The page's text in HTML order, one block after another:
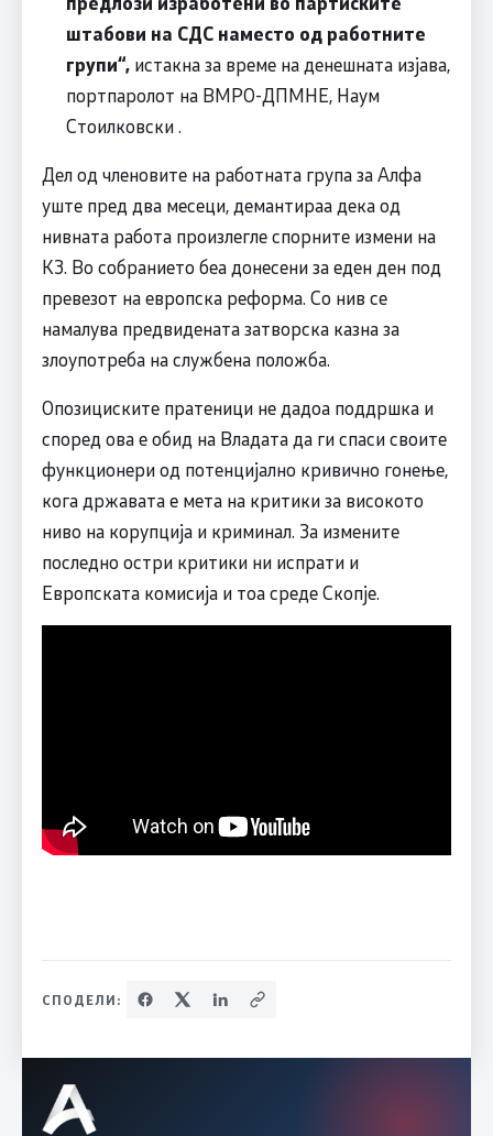
штабови на СДС наместо од работните
групи“,истакна за време на денешната изјава,
портпаролот на ВМРО-ДПМНЕ, Наум
Стоилковски .
Дел од членовите на работната група за Алфа
уште пред два месеци, демантираа дека од
нивната работа произлегле спорните измени на
КЗ. Во собранието беа донесени за еден ден под
превезот на европска реформа. Со нив се
намалува предвидената затворска казна за
злоупотреба на службена положба.
Oпозициските пратеници не дадоа поддршка и
според ова е обид на Владата да ги спаси своите
функционери од потенцијално кривично гонење,
кога државата е мета на критики за високото
ниво на корупција и криминал. За измените
последно остри критики ни испрати и
Европската комисија и тоа среде Скопје.
СПОДЕЛИ: